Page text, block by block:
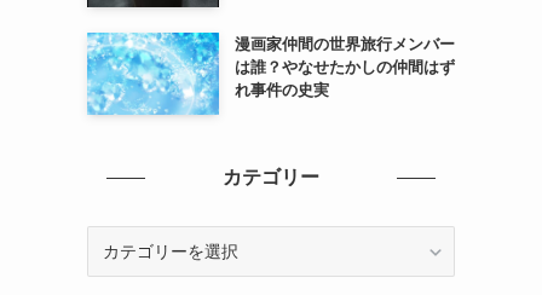
漫画家仲間の世界旅行メンバー
は誰？やなせたかしの仲間はず
れ事件の史実
カテゴリー